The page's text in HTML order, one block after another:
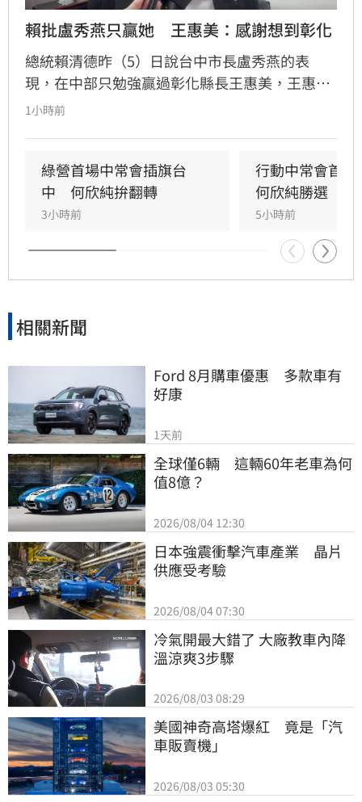
賴批盧秀燕只贏她　王惠美：感謝想到彰化
總統賴清德昨（5）日說台中市長盧秀燕的表
現，在中部只勉強贏過彰化縣長王惠美，王惠美
早上有回應、不過語氣酸溜溜。
1小時前
綠營首場中常會插旗台
中　何欣純拚翻轉
3小時前
行動中常會首選
何欣純勝選
5小時前
相關新聞
Ford 8月購車優惠　多款車有
好康
1天前
全球僅6輛　這輛60年老車為何
值8億？
2026/08/04 12:30
日本強震衝擊汽車產業　晶片
供應受考驗
2026/08/04 07:30
冷氣開最大錯了 大廠教車內降
溫涼爽3步驟
2026/08/03 08:29
美國神奇高塔爆紅　竟是「汽
車販賣機」
2026/08/03 05:30